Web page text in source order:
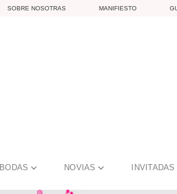
SOBRE NOSOTRAS MANIFIESTO
BODAS NOVIAS INVITADAS